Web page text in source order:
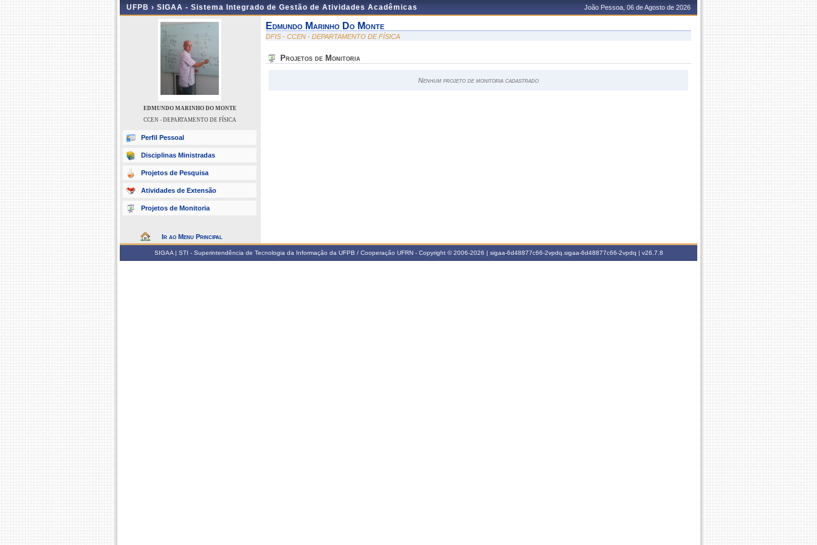
UFPB › SIGAA - Sistema Integrado de Gestão de Atividades Acadêmicas João Pessoa, 06 de Agosto de 2026
EDMUNDO MARINHO DO MONTE
CCEN - DEPARTAMENTO DE FÍSICA
Perfil Pessoal
Disciplinas Ministradas
Projetos de Pesquisa
Atividades de Extensão
Projetos de Monitoria
Ir ao Menu Principal
Edmundo Marinho Do Monte
DFIS - CCEN - DEPARTAMENTO DE FÍSICA
Projetos de Monitoria
Nenhum projeto de monitoria cadastrado
SIGAA | STI - Superintendência de Tecnologia da Informação da UFPB / Cooperação UFRN - Copyright © 2006-2026 | sigaa-6d48877c66-2vpdq.sigaa-6d48877c66-2vpdq | v26.7.8